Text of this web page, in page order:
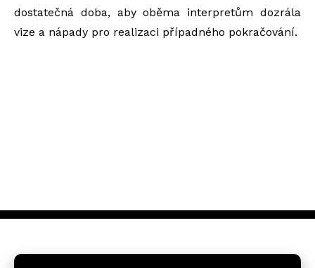
dostatečná doba, aby oběma interpretům dozrála
vize a nápady pro realizaci případného pokračování.